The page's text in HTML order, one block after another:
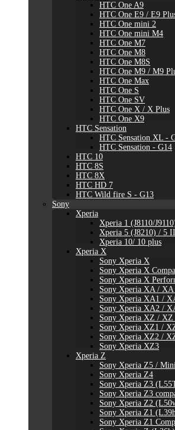
HTC One A9
HTC One E9 / E9
HTC One mini 2
HTC One mini M4
HTC One M7
HTC One M8
HTC One M8S
HTC One M9 / M9
HTC One Max
HTC One S
HTC One SV
HTC One X / X Plus
HTC One X9
HTC Sensation
HTC Sensation XL -
HTC Sensation - G14
HTC 10
HTC 8S
HTC 8X
HTC HD 7
HTC Wild fire S - G13
Sony
Xperia
Xperia 1 (J8110/
Xperia 5 (J8210) / 5
Xperia 10/ 10 plus
Xperia X
Sony Xperia X
Sony Xperia X
Sony Xperia X
Sony Xperia XA /
Sony Xperia XA1 /
Sony Xperia XA2 /
Sony Xperia XZ / XZ
Sony Xperia XZ1 /
Sony Xperia XZ2 /
Sony Xperia XZ3
Xperia Z
Sony Xperia Z5 /
Sony Xperia Z4
Sony Xperia Z3
Sony Xperia Z3
Sony Xperia Z2
Sony Xperia Z1
Sony Xperia Z1